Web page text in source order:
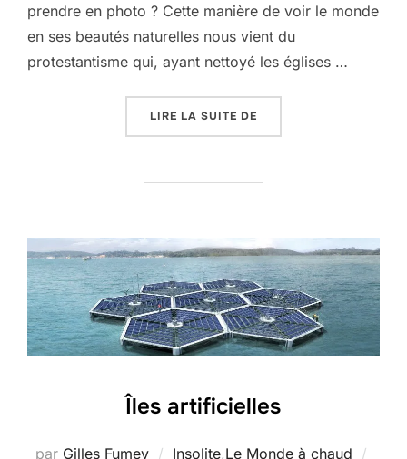
prendre en photo ? Cette manière de voir le monde
en ses beautés naturelles nous vient du
protestantisme qui, ayant nettoyé les églises …
LIRE LA SUITE DE
Îles artificielles
par Gilles Fumey Insolite,Le Monde à chaud